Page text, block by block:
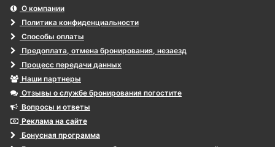
О компании
Политика конфиденциальности
Способы оплаты
Предоплата, отмена бронирования, незаезд
Процесс передачи данных
Наши партнеры
Отзывы о службе бронирования погостите
Вопросы и ответы
Реклама на сайте
Бонусная программа